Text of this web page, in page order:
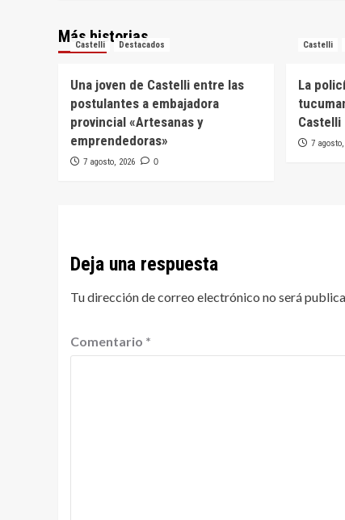
Más historias
Castelli Destacados
Una joven de Castelli entre las
postulantes a embajadora
provincial «Artesanas y
emprendedoras»
7 agosto, 2026 0
Castelli
La
Castelli
7
Deja una respuesta
Tu dirección de correo electrónico no será
Comentario *